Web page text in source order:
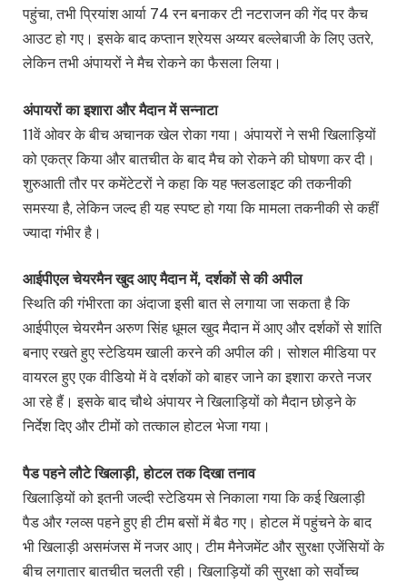
पहुंचा, तभी प्रियांश आर्या 74 रन बनाकर टी नटराजन की गेंद पर कैच
आउट हो गए। इसके बाद कप्तान श्रेयस अय्यर बल्लेबाजी के लिए उतरे,
लेकिन तभी अंपायरों ने मैच रोकने का फैसला लिया।
अंपायरों का इशारा और मैदान में सन्नाटा
11वें ओवर के बीच अचानक खेल रोका गया। अंपायरों ने सभी खिलाड़ियों
को एकत्र किया और बातचीत के बाद मैच को रोकने की घोषणा कर दी।
शुरुआती तौर पर कमेंटेटरों ने कहा कि यह फ्लडलाइट की तकनीकी
समस्या है, लेकिन जल्द ही यह स्पष्ट हो गया कि मामला तकनीकी से कहीं
ज्यादा गंभीर है।
आईपीएल चेयरमैन खुद आए मैदान में, दर्शकों से की अपील
स्थिति की गंभीरता का अंदाजा इसी बात से लगाया जा सकता है कि
आईपीएल चेयरमैन अरुण सिंह धूमल खुद मैदान में आए और दर्शकों से शांति
बनाए रखते हुए स्टेडियम खाली करने की अपील की। सोशल मीडिया पर
वायरल हुए एक वीडियो में वे दर्शकों को बाहर जाने का इशारा करते नजर
आ रहे हैं। इसके बाद चौथे अंपायर ने खिलाड़ियों को मैदान छोड़ने के
निर्देश दिए और टीमों को तत्काल होटल भेजा गया।
पैड पहने लौटे खिलाड़ी, होटल तक दिखा तनाव
खिलाड़ियों को इतनी जल्दी स्टेडियम से निकाला गया कि कई खिलाड़ी
पैड और ग्लव्स पहने हुए ही टीम बसों में बैठ गए। होटल में पहुंचने के बाद
भी खिलाड़ी असमंजस में नजर आए। टीम मैनेजमेंट और सुरक्षा एजेंसियों के
बीच लगातार बातचीत चलती रही। खिलाड़ियों की सुरक्षा को सर्वोच्च